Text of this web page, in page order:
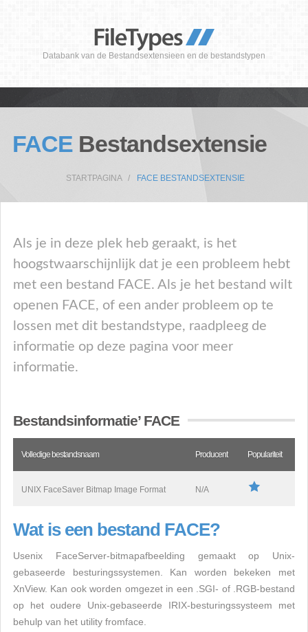
Databank van de Bestandsextensieen en de bestandstypen
FACE Bestandsextensie
STARTPAGINA FACE BESTANDSEXTENSIE
Als je in deze plek heb geraakt, is het
hoogstwaarschijnlijk dat je een probleem hebt
met een bestand FACE. Als je het bestand wilt
openen FACE, of een ander probleem op te
lossen met dit bestandstype, raadpleeg de
informatie op deze pagina voor meer
informatie.
Bestandsinformatie’ FACE
Volledige bestandsnaam Producent Populariteit
UNIX FaceSaver Bitmap Image Format N/A
Wat is een bestand FACE?
Usenix FaceServer-bitmapafbeelding gemaakt op Unix-
gebaseerde besturingssystemen. Kan worden bekeken met
XnView. Kan ook worden omgezet in een .SGI- of .RGB-bestand
op het oudere Unix-gebaseerde IRIX-besturingssysteem met
behulp van het utility fromface.